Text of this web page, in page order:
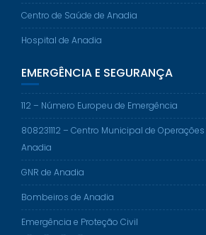
Centro de Saúde de Anadia
Hospital de Anadia
EMERGÊNCIA E SEGURANÇA
112 – Número Europeu de Emergência
808231112 – Centro Municipal de
Anadia
GNR de Anadia
Bombeiros de Anadia
Emergência e Proteção Civil